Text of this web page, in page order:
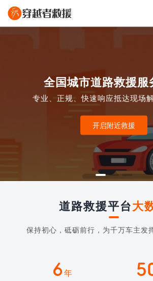
全国城市道路救援服
专业、正规、快速响应抵达现场
开启附近救援
道路救援平台大
保持初心，砥砺前行，为千万车主发
6年